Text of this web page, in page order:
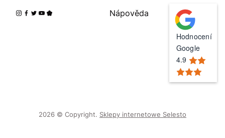
Nápověda
Hodnocení
Google
4.9
2026 © Copyright. Sklepy internetowe Selesto